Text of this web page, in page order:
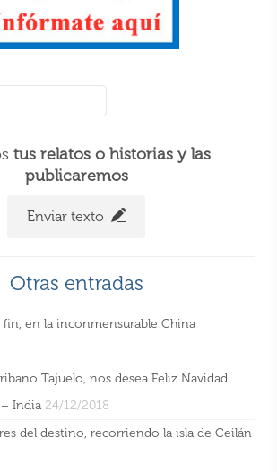
tus relatos o historias y las
publicaremos
Enviar texto
Otras entradas
fin, en la inconmensurable China
Tajuelo, nos desea Feliz Navidad
India 24/12/2018
del destino, recorriendo la isla de Ceilán